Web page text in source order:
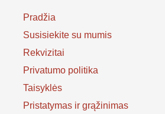
Pradžia
Susisiekite su mumis
Rekvizitai
Privatumo politika
Taisyklės
Pristatymas ir grąžinimas